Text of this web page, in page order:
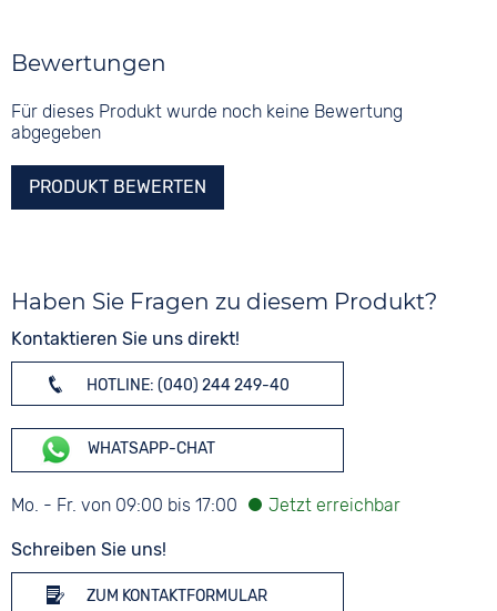
Bewertungen
Für dieses Produkt wurde noch keine Bewertung
abgegeben
PRODUKT BEWERTEN
Haben Sie Fragen zu diesem Produkt?
Kontaktieren Sie uns direkt!
HOTLINE: (040) 244 249-40
WHATSAPP-CHAT
Mo. - Fr. von 09:00 bis 17:00
Schreiben Sie uns!
ZUM KONTAKTFORMULAR